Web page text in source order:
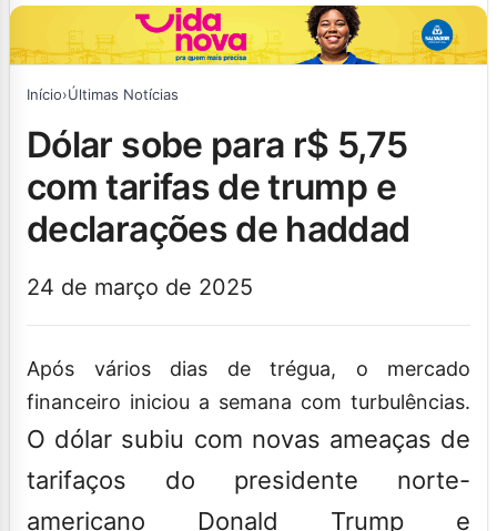
Início›Últimas Notícias
dólar sobe para r$ 5,75
com tarifas de trump e
declarações de haddad
24 de março de 2025
Após vários dias de trégua, o mercado
financeiro iniciou a semana com turbulências.
O dólar subiu com novas ameaças de
tarifaços do presidente norte-
americano Donald Trump e